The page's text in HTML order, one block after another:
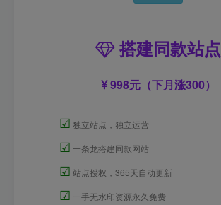
搭建同款站点
998元（下月涨300）
☑ 独立站点，独立运营
☑ 一条龙搭建同款网站
☑ 站点授权，365天自动更新
☑ 一手无水印资源永久免费